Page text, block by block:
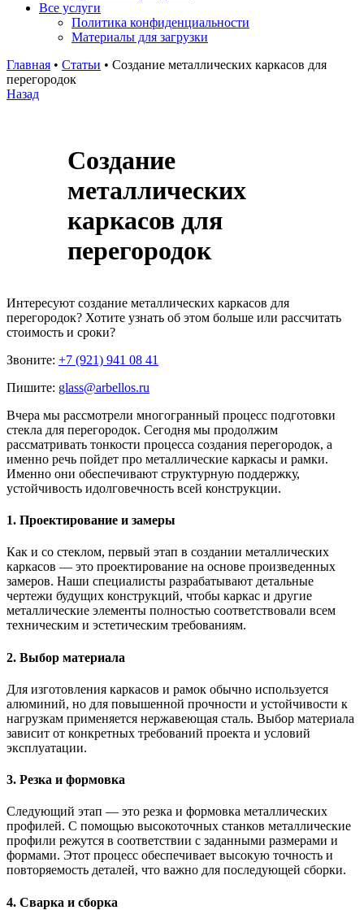
Все услуги
Политика конфиденциальности
Материалы для загрузки
Главная • Статьи • Создание металлических каркасов для
перегородок
Назад
Создание
металлических
каркасов для
перегородок
Интересуют создание металлических каркасов для
перегородок? Хотите узнать об этом больше или рассчитать
стоимость и сроки?
Звоните: +7 (921) 941 08 41
Пишите: glass@arbellos.ru
Вчера мы рассмотрели многогранный процесс подготовки
стекла для перегородок. Сегодня мы продолжим
рассматривать тонкости процесса создания перегородок, а
именно речь пойдет про металлические каркасы и рамки.
Именно они обеспечивают структурную поддержку,
устойчивость идолговечность всей конструкции.
1. Проектирование и замеры
Как и со стеклом, первый этап в создании металлических
каркасов — это проектирование на основе произведенных
замеров. Наши специалисты разрабатывают детальные
чертежи будущих конструкций, чтобы каркас и другие
металлические элементы полностью соответствовали всем
техническим и эстетическим требованиям.
2. Выбор материала
Для изготовления каркасов и рамок обычно используется
алюминий, но для повышенной прочности и устойчивости к
нагрузкам применяется нержавеющая сталь. Выбор материала
зависит от конкретных требований проекта и условий
эксплуатации.
3. Резка и формовка
Следующий этап — это резка и формовка металлических
профилей. С помощью высокоточных станков металлические
профили режутся в соответствии с заданными размерами и
формами. Этот процесс обеспечивает высокую точность и
повторяемость деталей, что важно для последующей сборки.
4. Сварка и сборка